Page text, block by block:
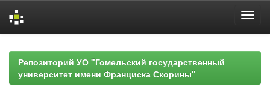
navigationРепозиторий УО "Гомельский государственный
университет имени Франциска Скорины"